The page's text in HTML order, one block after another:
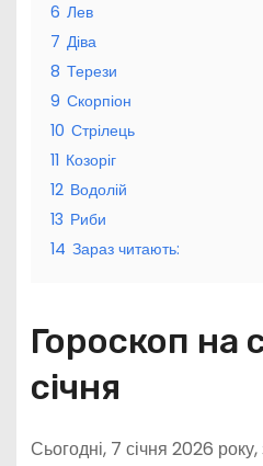
6 Лев
7 Діва
8 Терези
9 Скорпіон
10 Стрілець
11 Козоріг
12 Водолій
13 Риби
14 Зараз читають:
Гороскоп на
січня
Сьогодні, 7 січня 2026